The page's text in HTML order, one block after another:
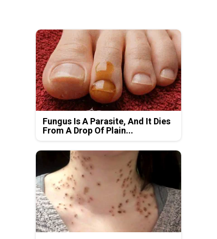
Fungus Is A Parasite, And It Dies
From A Drop Of Plain...